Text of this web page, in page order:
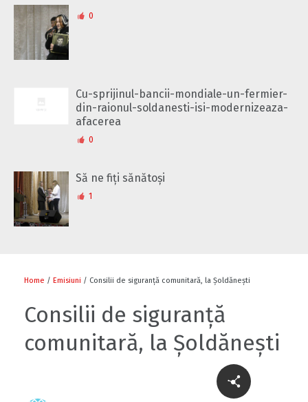
0
Cu-sprijinul-bancii-mondiale-un-fermier-
din-raionul-soldanesti-isi-modernizeaza-
afacerea
0
Să ne fiți sănătoși
1
Home / Emisiuni / Consilii de siguranță comunitară, la Șoldănești
Consilii de siguranță
comunitară, la Șoldănești